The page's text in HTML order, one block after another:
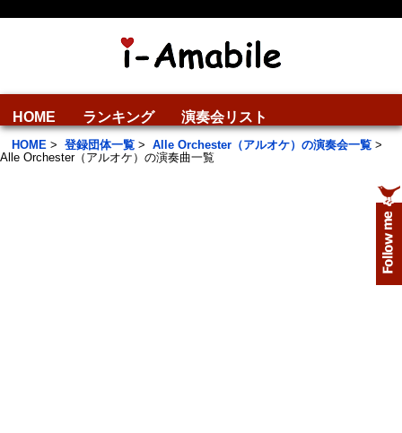
HOME ランキング 演奏会リスト
HOME > 登録団体一覧 > Alle Orchester（アルオケ）の演奏会一覧 >
Alle Orchester（アルオケ）の演奏曲一覧